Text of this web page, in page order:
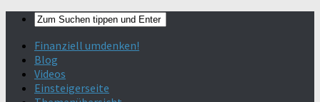
Finanziell umdenken!
Blog
Videos
Einsteigerseite